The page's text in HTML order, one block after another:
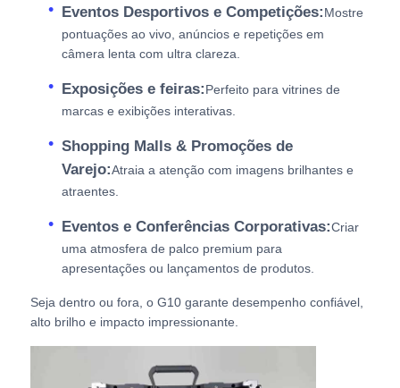
Eventos Desportivos e Competições:Mostre
pontuações ao vivo, anúncios e repetições em
câmera lenta com ultra clareza.
Exposições e feiras:Perfeito para vitrines de
marcas e exibições interativas.
Shopping Malls & Promoções de
Varejo:Atraia a atenção com imagens brilhantes e
atraentes.
Eventos e Conferências Corporativas:Criar
uma atmosfera de palco premium para
apresentações ou lançamentos de produtos.
Seja dentro ou fora, o G10 garante desempenho confiável,
alto brilho e impacto impressionante.